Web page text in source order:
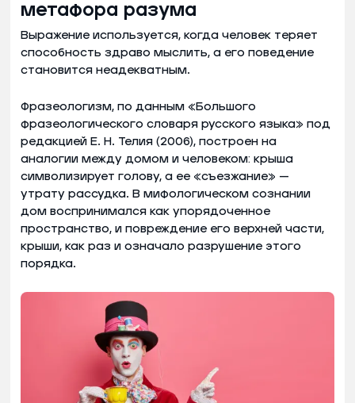
метафора разума
Выражение используется, когда человек теряет
способность здраво мыслить, а его поведение
становится неадекватным.
Фразеологизм, по данным «Большого
фразеологического словаря русского языка» под
редакцией Е. Н. Телия (2006), построен на
аналогии между домом и человеком: крыша
символизирует голову, а ее «съезжание» —
утрату рассудка. В мифологическом сознании
дом воспринимался как упорядоченное
пространство, и повреждение его верхней части,
крыши, как раз и означало разрушение этого
порядка.